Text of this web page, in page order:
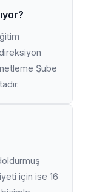
Şube
için ise 16